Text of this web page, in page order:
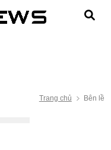
Trang chủ Bên lề